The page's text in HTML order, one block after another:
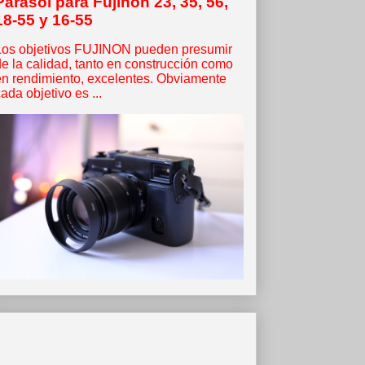
55 y 16-55
objetivos FUJINON pueden presumir
la calidad, tanto en construcción como
rendimiento, excelentes. Obviamente
objetivo es ...